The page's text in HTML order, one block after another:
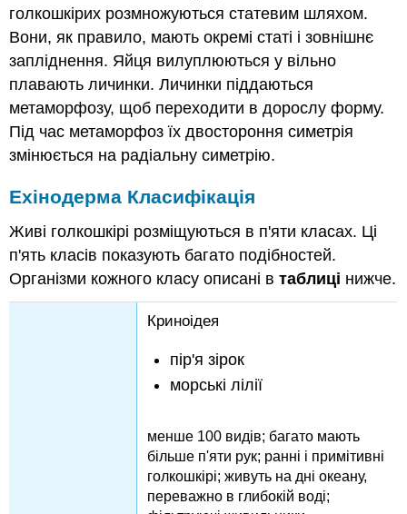
голкошкірих розмножуються статевим шляхом.
Вони, як правило, мають окремі статі і зовнішнє
запліднення. Яйця вилуплюються у вільно
плавають личинки. Личинки піддаються
метаморфозу, щоб переходити в дорослу форму.
Під час метаморфоз їх двостороння симетрія
змінюється на радіальну симетрію.
Ехінодерма Класифікація
Живі голкошкірі розміщуються в п'яти класах. Ці
п'ять класів показують багато подібностей.
Організми кожного класу описані втаблиці нижче.
Криноідея
пір'я зірок
морські лілії
менше 100 видів; багато мають
більше п'яти рук; ранні і примітивні
голкошкірі; живуть на дні океану,
переважно в глибокій воді;